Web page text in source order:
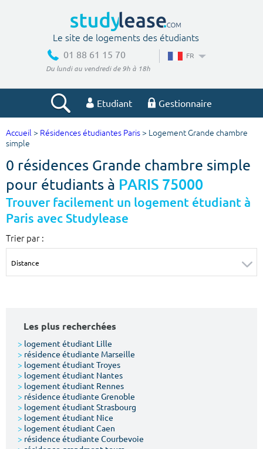
Le site de logements des étudiants
01 88 61 15 70
Du lundi au vendredi de 9h à 18h
FR
Etudiant Gestionnaire
Votre recherche
Ville, école
Budget min
€ €
Surface min Surface max
Type de location
Votre date d'entrée
Accueil > Résidences étudiantes Paris > Logement Grande chambre
simple
0 résidences Grande chambre simple
pour étudiants à PARIS 75000
Trouver facilement un logement étudiant à
Paris avec Studylease
Trier par :
Les plus recherchées
> logement étudiant Lille
> résidence étudiante Marseille
> logement étudiant Troyes
> logement étudiant Nantes
> logement étudiant Rennes
> résidence étudiante Grenoble
> logement étudiant Strasbourg
> logement étudiant Nice
> logement étudiant Caen
> résidence étudiante Courbevoie